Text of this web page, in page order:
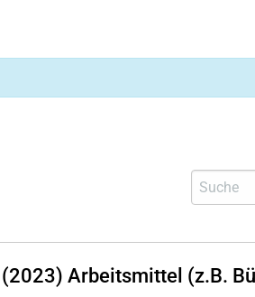
Arbeitsmittel (z.B.